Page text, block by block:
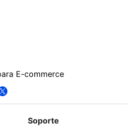
E-commerce
Soporte